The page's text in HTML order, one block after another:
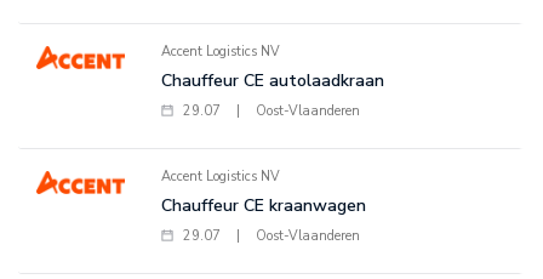
Accent Logistics NV
Chauffeur CE autolaadkraan
29.07 Oost-Vlaanderen
Accent Logistics NV
Chauffeur CE kraanwagen
29.07 Oost-Vlaanderen